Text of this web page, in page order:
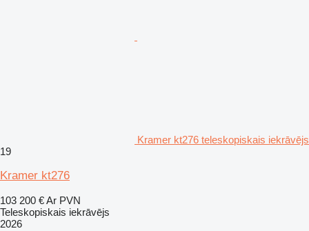
Kramer kt276 teleskopiskais iekrāvējs
19
Kramer kt276
103 200 €Ar PVN
Teleskopiskais iekrāvējs
2026